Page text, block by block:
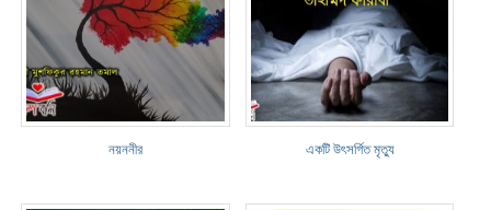
নয়ননীর একটি উৎসর্গিত মৃত্যু